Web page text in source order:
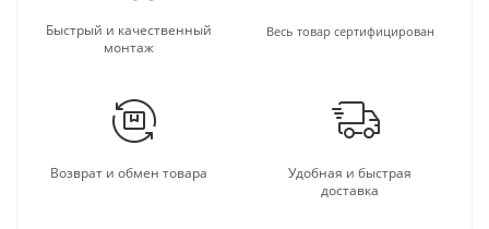
Быстрый и качественный
монтаж
Весь товар сертифицирован
Возврат и обмен товара
Удобная и быстрая
доставка